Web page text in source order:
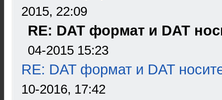
2015, 22:09
RE: DAT формат и DAT
04-2015 15:23
RE: DAT формат и DAT
10-2016, 17:42